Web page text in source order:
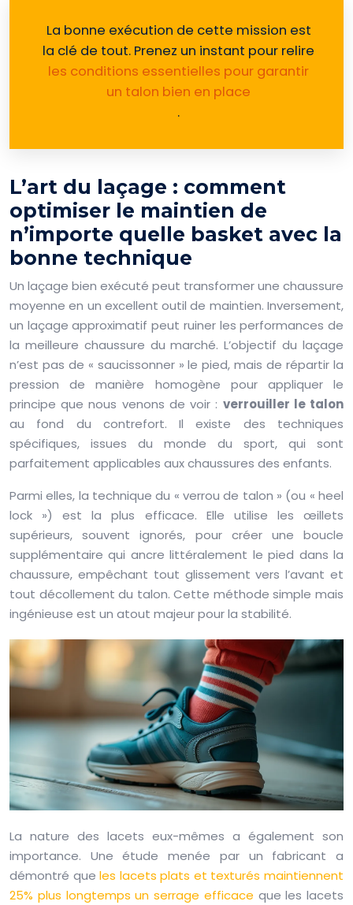
La bonne exécution de cette mission est
la clé de tout. Prenez un instant pour relire
les conditions essentielles pour garantir
un talon bien en place
.
L’art du laçage : comment
optimiser le maintien de
n’importe quelle basket avec la
bonne technique
Un laçage bien exécuté peut transformer une chaussure
moyenne en un excellent outil de maintien. Inversement,
un laçage approximatif peut ruiner les performances de
la meilleure chaussure du marché. L’objectif du laçage
n’est pas de « saucissonner » le pied, mais de répartir la
pression de manière homogène pour appliquer le
principe que nous venons de voir : verrouiller le talon
au fond du contrefort. Il existe des techniques
spécifiques, issues du monde du sport, qui sont
parfaitement applicables aux chaussures des enfants.
Parmi elles, la technique du « verrou de talon » (ou « heel
lock ») est la plus efficace. Elle utilise les œillets
supérieurs, souvent ignorés, pour créer une boucle
supplémentaire qui ancre littéralement le pied dans la
chaussure, empêchant tout glissement vers l’avant et
tout décollement du talon. Cette méthode simple mais
ingénieuse est un atout majeur pour la stabilité.
La nature des lacets eux-mêmes a également son
importance. Une étude menée par un fabricant a
démontré queles lacets plats et texturés maintiennent
25% plus longtemps un serrage efficace que les lacets